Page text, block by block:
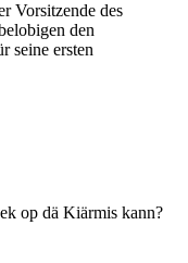
Vorsitzende des
den
seine ersten
op dä Kiärmis kann?